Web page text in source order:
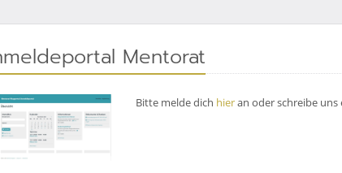
Mentorat
Bitte melde dich hieran oder schreibe uns